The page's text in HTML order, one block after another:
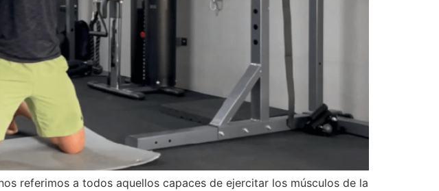
referimos a todos aquellos capaces de ejercitar los músculos de la